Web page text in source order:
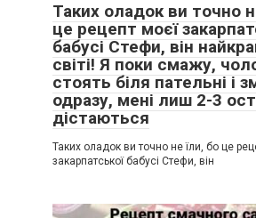
Таких оладок ви точно
це рецепт моєї
бабусі Стефи, він
світі! Я поки смажу,
стоять біля пательні і
одразу, мені лиш 2-3
дістаються
Таких оладок ви точно не їли, бо це
закарпатської бабусі Стефи, він